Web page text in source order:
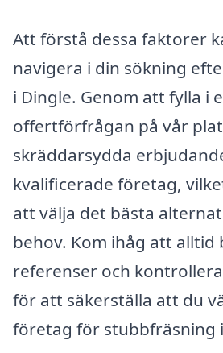
Att förstå dessa faktorer
navigera i din sökning
i Dingle. Genom att fylla i
offertförfrågan på vår
skräddarsydda
kvalificerade företag,
att välja det bästa
behov. Kom ihåg att alltid
referenser och
för att säkerställa att du
företag för stubbfräsning